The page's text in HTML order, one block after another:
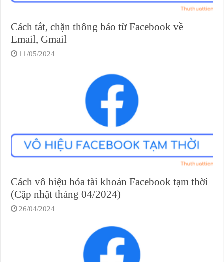
Cách tắt, chặn thông báo từ Facebook về
Email, Gmail
11/05/2024
Cách vô hiệu hóa tài khoản Facebook tạm thời
(Cập nhật tháng 04/2024)
26/04/2024